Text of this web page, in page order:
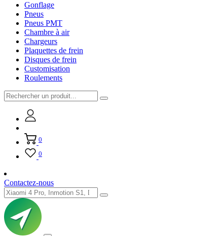
Gonflage
Pneus
Pneus PMT
Chambre à air
Chargeurs
Plaquettes de frein
Disques de frein
Customisation
Roulements
0
0
Contactez-nous